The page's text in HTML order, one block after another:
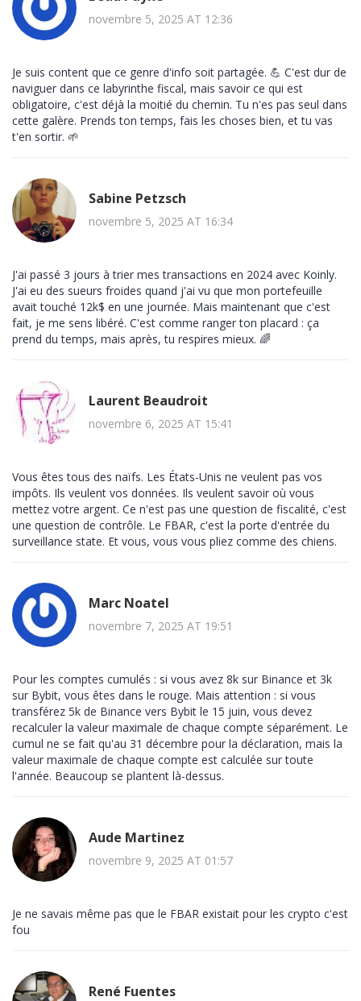
novembre 5, 2025 AT 12:36
Je suis content que ce genre d'info soit partagée. 💪 C'est dur de
naviguer dans ce labyrinthe fiscal, mais savoir ce qui est
obligatoire, c'est déjà la moitié du chemin. Tu n'es pas seul dans
cette galère. Prends ton temps, fais les choses bien, et tu vas
t'en sortir. 🌱
Sabine Petzsch
novembre 5, 2025 AT 16:34
J'ai passé 3 jours à trier mes transactions en 2024 avec Koinly.
J'ai eu des sueurs froides quand j'ai vu que mon portefeuille
avait touché 12k$ en une journée. Mais maintenant que c'est
fait, je me sens libéré. C'est comme ranger ton placard : ça
prend du temps, mais après, tu respires mieux. 🌈
Laurent Beaudroit
novembre 6, 2025 AT 15:41
Vous êtes tous des naïfs. Les États-Unis ne veulent pas vos
impôts. Ils veulent vos données. Ils veulent savoir où vous
mettez votre argent. Ce n'est pas une question de fiscalité, c'est
une question de contrôle. Le FBAR, c'est la porte d'entrée du
surveillance state. Et vous, vous vous pliez comme des chiens.
Marc Noatel
novembre 7, 2025 AT 19:51
Pour les comptes cumulés : si vous avez 8k sur Binance et 3k
sur Bybit, vous êtes dans le rouge. Mais attention : si vous
transférez 5k de Binance vers Bybit le 15 juin, vous devez
recalculer la valeur maximale de chaque compte séparément. Le
cumul ne se fait qu'au 31 décembre pour la déclaration, mais la
valeur maximale de chaque compte est calculée sur toute
l'année. Beaucoup se plantent là-dessus.
Aude Martinez
novembre 9, 2025 AT 01:57
Je ne savais même pas que le FBAR existait pour les crypto c'est
fou
René Fuentes